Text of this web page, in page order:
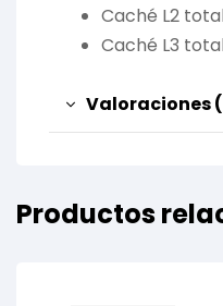
Caché L2
Caché L3
Valoraciones
Productos